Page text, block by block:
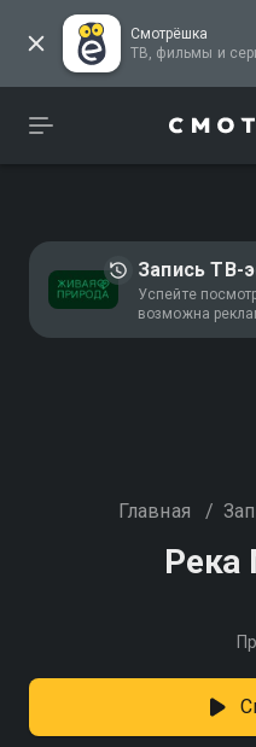
Смотрёшка
ТВ,
Запись ТВ-
Успейте
возможна
Главная /